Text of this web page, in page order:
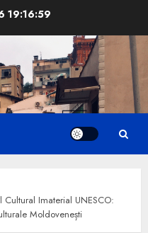
19:17:00
Imaterial UNESCO:
Moldovenești